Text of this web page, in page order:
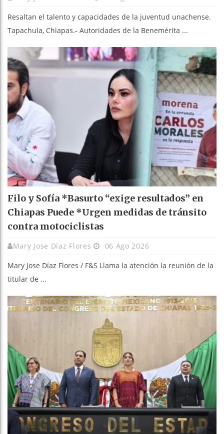
Resaltan el talento y capacidades de la juventud unachense.
Tapachula, Chiapas.- Autoridades de la Benemérita ...
Filo y Sofía *Basurto “exige resultados” en
Chiapas Puede *Urgen medidas de tránsito
contra motociclistas
Mary Jose Díaz Flores 06 Ago 2026
Mary Jose Díaz Flores / F&S Llama la atención la reunión de la
titular de ...